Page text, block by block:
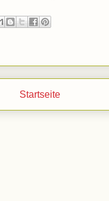
Startseite